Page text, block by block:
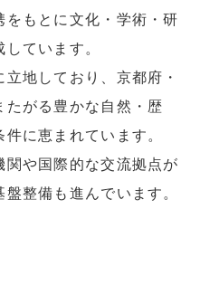
をもとに文化・学術・研
ています。
地しており、京都府・
たがる豊かな自然・歴
に恵まれています。
関や国際的な交流拠点が
整備も進んでいます。